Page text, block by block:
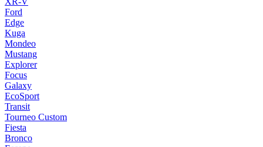
Ford
Edge
Kuga
Mondeo
Mustang
Explorer
Focus
Galaxy
EcoSport
Transit
Tourneo Custom
Fiesta
Bronco